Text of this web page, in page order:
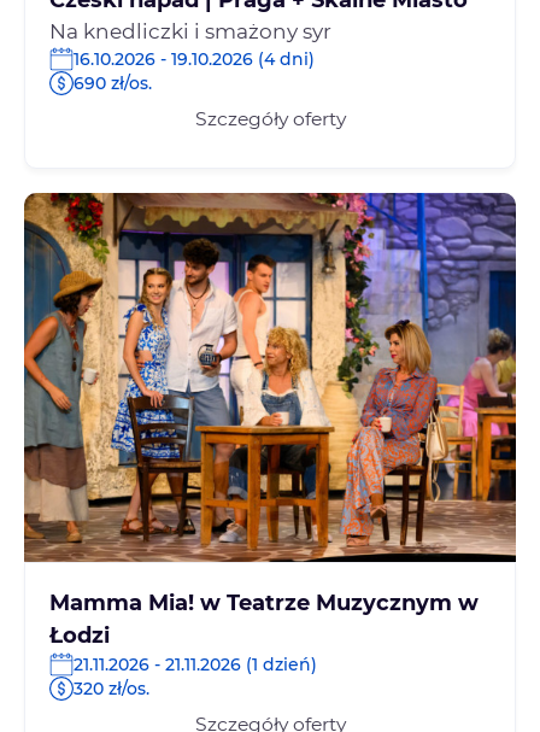
Na knedliczki i smażony syr
16.10.2026 - 19.10.2026 (4 dni)
690 zł/os.
Szczegóły oferty
Mamma Mia! w Teatrze Muzycznym w
Łodzi
21.11.2026 - 21.11.2026 (1 dzień)
320 zł/os.
Szczegóły oferty